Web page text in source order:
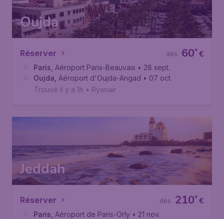
Oujda
Réserver €
60*
dès
Paris Aéroport Paris-Beauvais • 28 sept.
Oujda Aéroport d'Oujda-Angad • 07 oct.
Trouvé il y a 1h • Ryanair
Jeddah
Réserver €
210*
dès
Paris Aéroport de Paris-Orly • 21 nov.